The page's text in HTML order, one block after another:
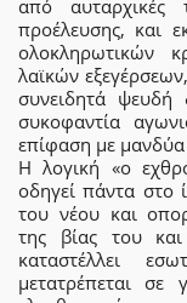
από αυταρχικές
προέλευσης, και
ολοκληρωτικών
λαϊκών
συνειδητά ψευδή
συκοφαντία
επίφαση με μανδύα
Η λογική «ο
οδηγεί πάντα στο
του νέου και
της βίας του
καταστέλλει
μετατρέπεται σε